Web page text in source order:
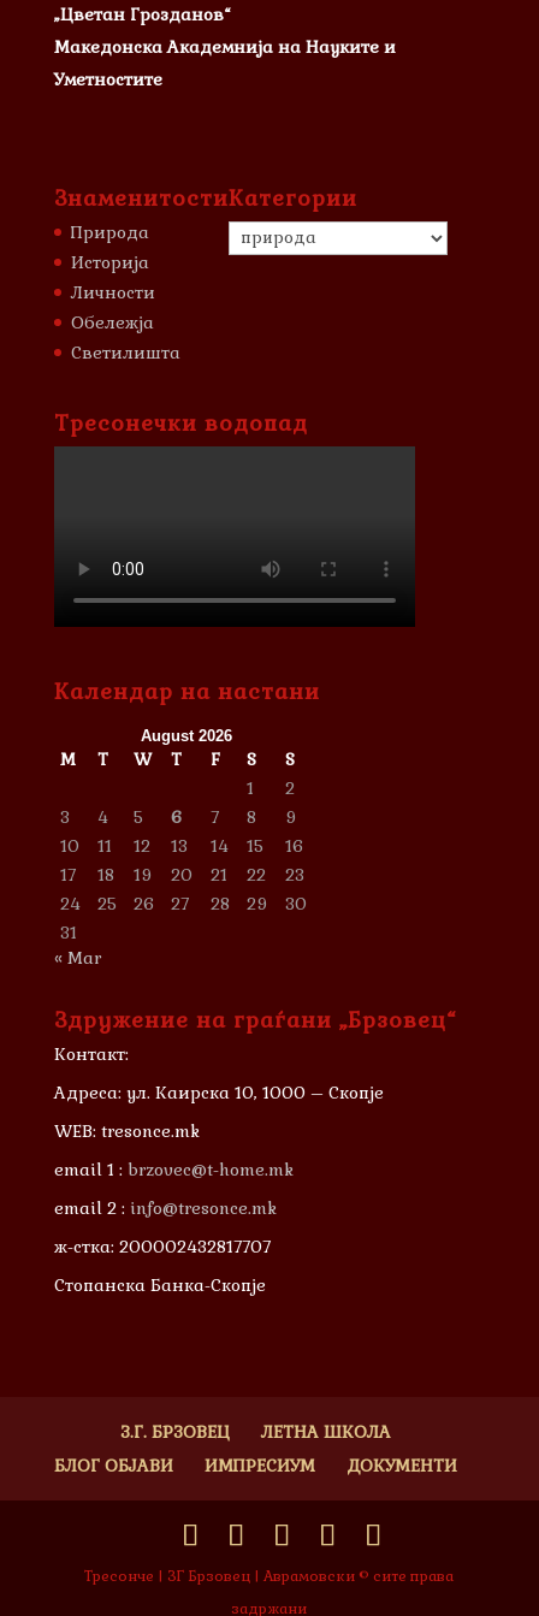
„Цветан Грозданов“
Македонска Академнија на Науките и
Уметностите
Знаменитости
Природа
Историја
Личности
Обележја
Светилишта
Категории
Категории
Тресонечки водопад
Календар на настани
August 2026
M T W T F S
S
1
2
3
4 5 6 7 8
9
10
11 12 13 14 15
16
17
18 19 20 21 22
23
24
25 26 27 28 29
30
31
« Mar
Здружение на граѓани „Брзовец“
Контакт:
Адреса: ул. Каирска 10, 1000 – Скопје
WEB: tresonce.mk
email 1 : brzovec@t-home.mk
email 2 : info@tresonce.mk
ж-стка: 200002432817707
Стопанска Банка-Скопје
З.Г. БРЗОВЕЦ
ЛЕТНА ШКОЛА
БЛОГ ОБЈАВИ
ИМПРЕСИУМ ДОКУМЕНТИ
Тресонче | ЗГ Брзовец | Аврамовски © сите права
задржани